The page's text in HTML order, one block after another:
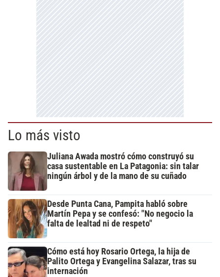
Lo más visto
Juliana Awada mostró cómo construyó su
casa sustentable en La Patagonia: sin talar
ningún árbol y de la mano de su cuñado
Desde Punta Cana, Pampita habló sobre
Martín Pepa y se confesó: "No negocio la
falta de lealtad ni de respeto"
Cómo está hoy Rosario Ortega, la hija de
Palito Ortega y Evangelina Salazar, tras su
internación